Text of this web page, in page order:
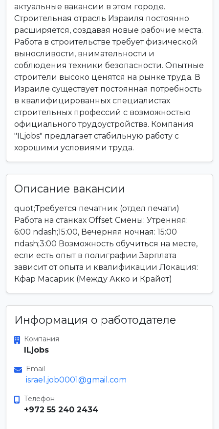
актуальные вакансии в этом городе.
Строительная отрасль Израиля постоянно
расширяется, создавая новые рабочие места.
Работа в строительстве требует физической
выносливости, внимательности и
соблюдения техники безопасности. Опытные
строители высоко ценятся на рынке труда. В
Израиле существует постоянная потребность
в квалифицированных специалистах
строительных профессий с возможностью
официального трудоустройства. Компания
"ILjobs" предлагает стабильную работу с
хорошими условиями труда.
Описание вакансии
quot;Требуется печатник (отдел печати)
Работа на станках Offset Смены: Утренняя:
6:00 ndash;15:00, Вечерняя ночная: 15:00
ndash;3:00 Возможность обучиться на месте,
если есть опыт в полиграфии Зарплата
зависит от опыта и квалификации Локация:
Кфар Масарик (Между Акко и Крайот)
Информация о работодателе
Компания
ILjobs
Email
israel.job0001@gmail.com
Телефон
+972 55 240 2434